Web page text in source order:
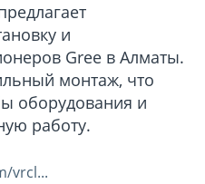
и
Gree в Алматы.
монтаж, что
оборудования и
работу.
vrcl...